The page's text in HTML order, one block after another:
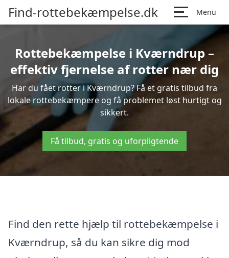
Find-rottebekæmpelse.dk Menu
Rottebekæmpelse i Kværndrup –
effektiv fjernelse af rotter nær dig
Har du fået rotter i Kværndrup? Få et gratis tilbud fra
lokale rottebekæmpere og få problemet løst hurtigt og
sikkert.
Få tilbud, gratis og uforpligtende
Find den rette hjælp til rottebekæmpelse i
Kværndrup, så du kan sikre dig mod